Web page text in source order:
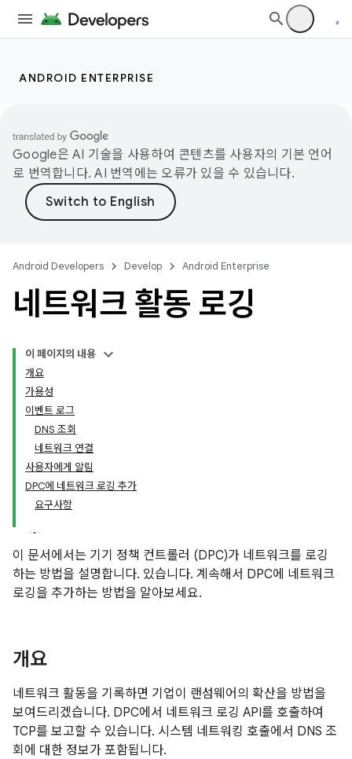
ANDROID ENTERPRISE
Google은 AI 기술을 사용하여 콘텐츠를 사용자의 기본 언어
로 번역합니다. AI 번역에는 오류가 있을 수 있습니다.
Android Developers Develop Android Enterprise
네트워크 활동 로깅
이 페이지의 내용
개요
가용성
이벤트 로그
DNS 조회
네트워크 연결
사용자에게 알림
DPC에 네트워크 로깅 추가
요구사항
이 문서에서는 기기 정책 컨트롤러 (DPC)가 네트워크를 로깅
하는 방법을 설명합니다. 있습니다. 계속해서 DPC에 네트워크
로깅을 추가하는 방법을 알아보세요.
개요
네트워크 활동을 기록하면 기업이 랜섬웨어의 확산을 방법을
보여드리겠습니다. DPC에서 네트워크 로깅 API를 호출하여
TCP를 보고할 수 있습니다. 시스템 네트워킹 호출에서 DNS 조
회에 대한 정보가 포함됩니다.